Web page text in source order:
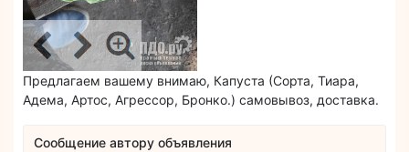
Предлагаем вашему внимаю, Капуста (Сорта, Тиара,
Адема, Артос, Агрессор, Бронко.) самовывоз, доставка.
Сообщение автору объявления